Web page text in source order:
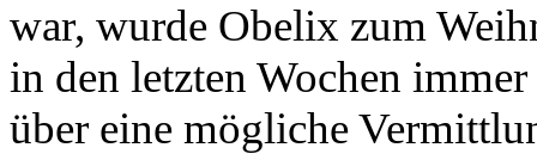
war, wurde Obelix zum
in den letzten Wochen
über eine mögliche